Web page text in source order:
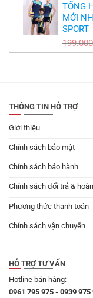
TỔNG
MỚI
SPORT
THÔNG TIN HỖ TRỢ
Giới thiệu
Chính sách bảo mật
Chính sách bảo hành
Chính sách đổi trả &
Phương thức thanh toán
Chính sách vận chuyển
HỖ TRỢ TƯ VẤN
Hotline bán hàng:
0961 795 975 - 0939 975